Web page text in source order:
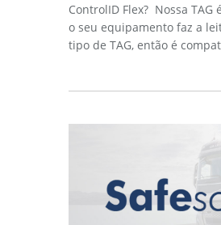
ControlID Flex? Nossa TAG
o seu equipamento faz a
tipo de TAG, então é